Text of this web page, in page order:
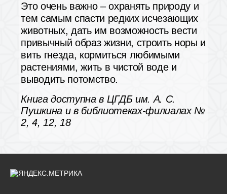
Это очень важно – охранять природу и
тем самым спасти редких исчезающих
животных, дать им возможность вести
привычный образ жизни, строить норы и
вить гнезда, кормиться любимыми
растениями, жить в чистой воде и
выводить потомство.
Книга доступна в ЦГДБ им. А. С.
Пушкина и в библиотеках-филиалах №
2, 4, 12, 18